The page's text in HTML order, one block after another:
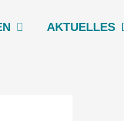
AKTU­EL­LES